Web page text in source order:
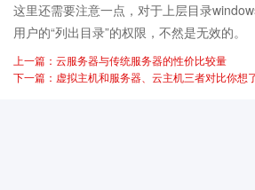
这里还需要注意一点，对于上层目录
用户的“列出目录”的权限，不然是无效的。
上一篇：云服务器与传统服务器的性价比较量
下一篇：虚拟主机和服务器、云主机三者对比你想